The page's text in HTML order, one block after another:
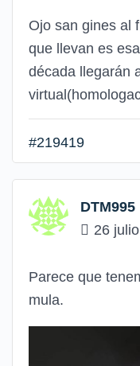
Ojo san gines al
que llevan es
década llegarán
#219419
DTM995
26
Parece que
mula.